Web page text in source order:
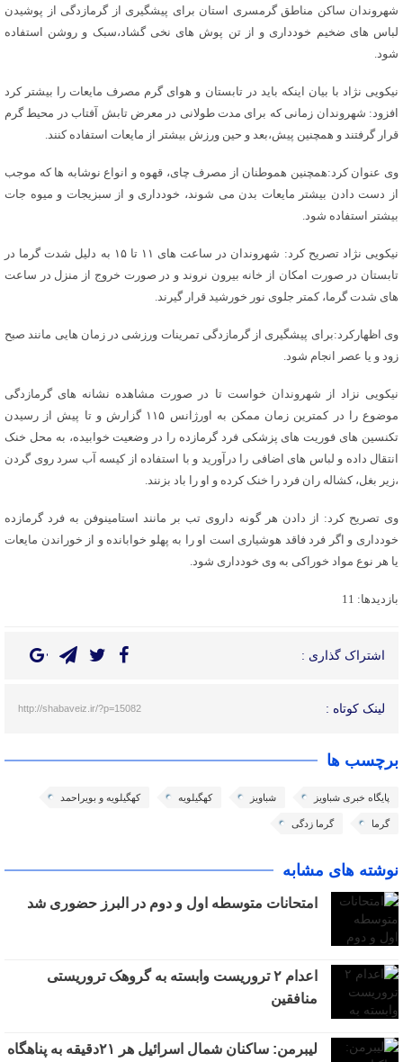
شهروندان ساکن مناطق گرمسری استان برای پیشگیری از گرمازدگی از پوشیدن
لباس های ضخیم خودداری و از تن پوش های نخی گشاد،سبک و روشن استفاده
شود.
نیکویی نژاد با بیان اینکه باید در تابستان و هوای گرم مصرف مایعات را بیشتر کرد
افزود: شهروندان زمانی که برای مدت طولانی در معرض تابش آفتاب در محیط گرم
قرار گرفتند و همچنین پیش،بعد و حین ورزش بیشتر از مایعات استفاده کنند.
وی عنوان کرد:همچنین هموطنان از مصرف چای، قهوه و انواع نوشابه ها که موجب
از دست دادن بیشتر مایعات بدن می شوند، خودداری و از سبزیجات و میوه جات
بیشتر استفاده شود.
نیکویی نژاد تصریح کرد: شهروندان در ساعت های ۱۱ تا ۱۵ به دلیل شدت گرما در
تابستان در صورت امکان از خانه بیرون نروند و در صورت خروج از منزل در ساعت
های شدت گرما، کمتر جلوی نور خورشید قرار گیرند.
وی اظهارکرد:برای پیشگیری از گرمازدگی تمرینات ورزشی در زمان هایی مانند صبح
زود و یا عصر انجام شود.
نیکویی نزاد از شهروندان خواست تا در صورت مشاهده نشانه های گرمازدگی
موضوع را در کمترین زمان ممکن به اورژانس ۱۱۵ گزارش و تا پیش از رسیدن
تکنسین های فوریت های پزشکی فرد گرمازده را در وضعیت خوابیده، به محل خنک
انتقال داده و لباس های اضافی را درآورید و با استفاده از کیسه آب سرد روی گردن
،زیر بغل، کشاله ران فرد را خنک کرده و او را باد بزنند.
وی تصریح کرد: از دادن هر گونه داروی تب بر مانند استامینوفن به فرد گرمازده
خودداری و اگر فرد فاقد هوشیاری است او را به پهلو خوابانده و از خوراندن مایعات
یا هر نوع مواد خوراکی به وی خودداری شود.
بازدیدها: 11
اشتراک گذاری :
لینک کوتاه : http://shabaveiz.ir/?p=15082
برچسب ها
پایگاه خبری شباویز شباویز کهگیلویه کهگیلویه و بویراحمد
گرما گرما زدگی
نوشته های مشابه
امتحانات متوسطه اول و دوم در البرز حضوری شد
اعدام ۲ تروریست وابسته به گروهک تروریستی
منافقین
لیبرمن: ساکنان شمال اسرائیل هر ۲۱دقیقه به پناهگاه